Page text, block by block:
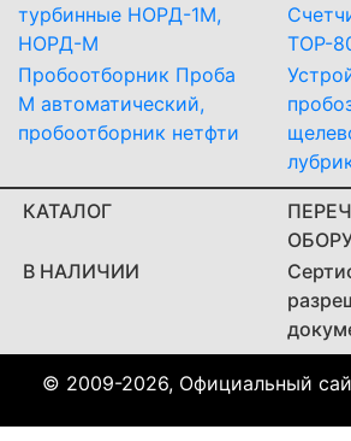
турбинные НОРД-1М,
НОРД-М
ТОР-
Пробоотборник Проба
М автоматический,
пробоотборник нетфти
КАТАЛОГ
В НАЛИЧИИ
© 2009-2026, Официальный